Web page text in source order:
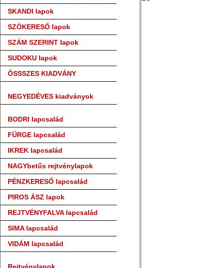
SKANDI lapok
SZÓKERESŐ lapok
SZÁM SZERINT lapok
SUDOKU lapok
ÖSSSZES KIADVÁNY
NEGYEDÉVES kiadványok
BODRI lapcsalád
FÜRGE lapcsalád
IKREK lapcsalád
NAGYbetűs rejtvénylapok
PÉNZKERESŐ lapcsalád
PIROS ÁSZ lapok
REJTVÉNYFALVA lapcsalád
SIMA lapcsalád
VIDÁM lapcsalád